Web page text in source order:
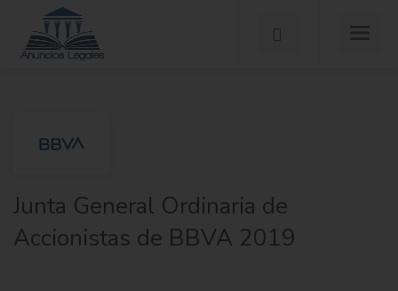
Junta General Ordinaria de
Accionistas de BBVA 2019